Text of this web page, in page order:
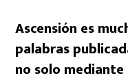
Ascensión es
palabras
no solo